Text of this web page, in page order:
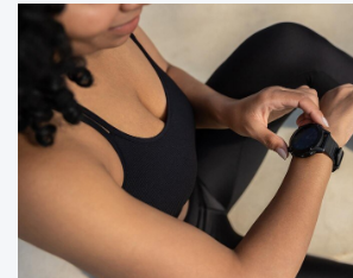
ć
m
m
u
i